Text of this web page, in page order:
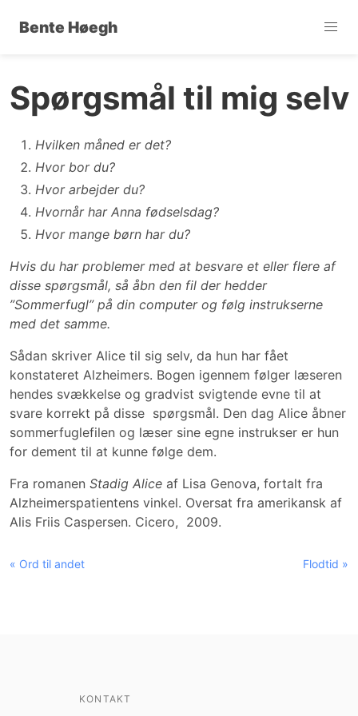
Bente Høegh
Spørgsmål til mig selv
Hvilken måned er det?
Hvor bor du?
Hvor arbejder du?
Hvornår har Anna fødselsdag?
Hvor mange børn har du?
Hvis du har problemer med at besvare et eller flere af
disse spørgsmål, så åbn den fil der hedder
”Sommerfugl” på din computer og følg instrukserne
med det samme.
Sådan skriver Alice til sig selv, da hun har fået
konstateret Alzheimers. Bogen igennem følger læseren
hendes svækkelse og gradvist svigtende evne til at
svare korrekt på disse spørgsmål. Den dag Alice åbner
sommerfuglefilen og læser sine egne instrukser er hun
for dement til at kunne følge dem.
Fra romanen Stadig Alice af Lisa Genova, fortalt fra
Alzheimerspatientens vinkel. Oversat fra amerikansk af
Alis Friis Caspersen. Cicero, 2009.
« Ord til andet Flodtid »
KONTAKT